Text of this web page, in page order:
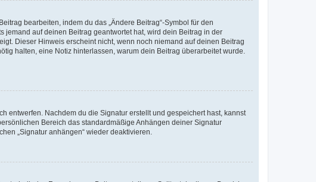
bearbeiten, indem du das „Ändere Beitrag“-Symbol für den
auf deinen Beitrag geantwortet hat, wird dein Beitrag in der
Dieser Hinweis erscheint nicht, wenn noch niemand auf deinen Beitrag
halten, eine Notiz hinterlassen, warum dein Beitrag überarbeitet wurde.
entwerfen. Nachdem du die Signatur erstellt und gespeichert hast, kannst
Bereich das standardmäßige Anhängen deiner Signatur
„Signatur anhängen“ wieder deaktivieren.